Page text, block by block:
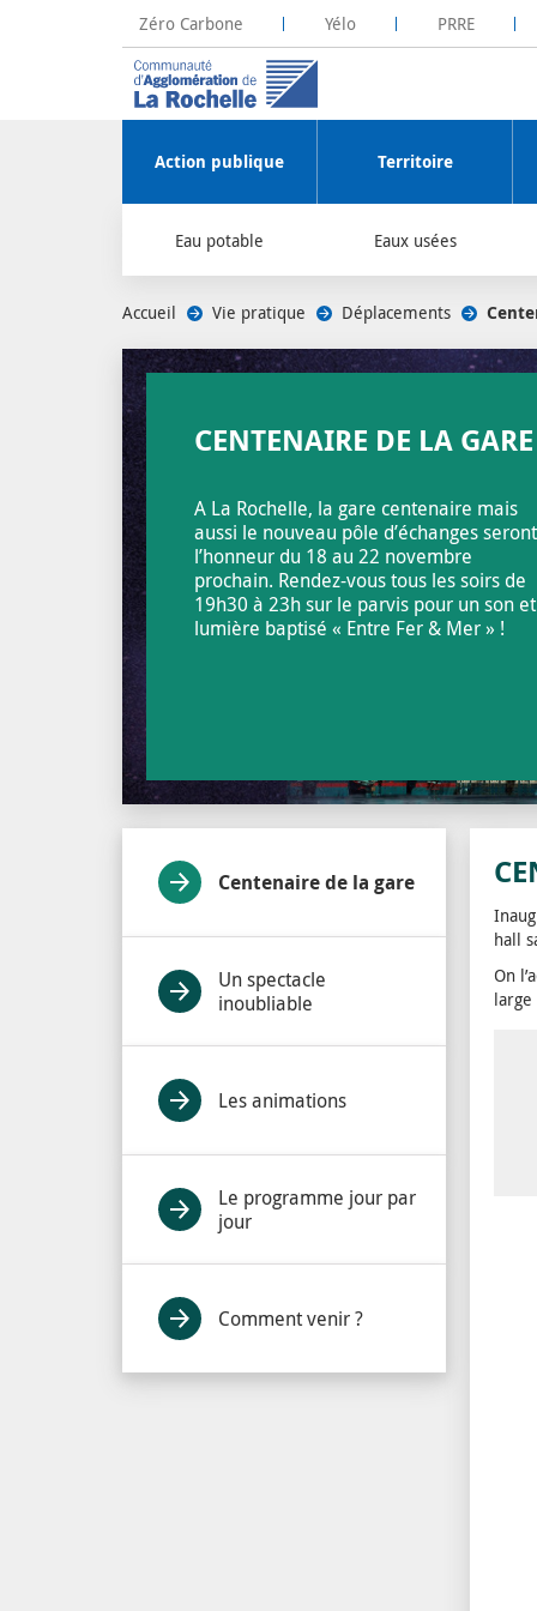
Zéro Carbone
La Rochelle Territoire Zéro Carbone
Yélo PRRE
Plateforme
Action publique Territoire
Eau potable Eaux usées
Accueil Vie pratique Déplacements
CENTENAIRE DE LA GARE
A La Rochelle, la gare centenaire mais
aussi le nouveau pôle d’échanges
l’honneur du 18 au 22 novembre
prochain. Rendez-vous tous les soirs de
19h30 à 23h sur le parvis pour un son et
lumière baptisé « Entre Fer & Mer » !
Centenaire de la gare
Un spectacle
inoubliable
Les animations
Le programme jour par
jour
Comment venir ?
hall
On
large